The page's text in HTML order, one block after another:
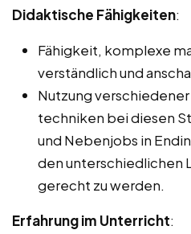
Didaktische Fähigkeiten:
Fähigkeit, komplexe
verständlich und
Nutzung
techniken bei diesen
und Nebenjobs in
den unterschiedlichen
gerecht zu werden.
Erfahrung im Unterricht: